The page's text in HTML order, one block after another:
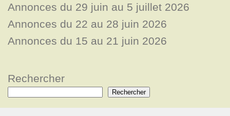
Annonces du 29 juin au 5 juillet 2026
Annonces du 22 au 28 juin 2026
Annonces du 15 au 21 juin 2026
Rechercher
Rechercher